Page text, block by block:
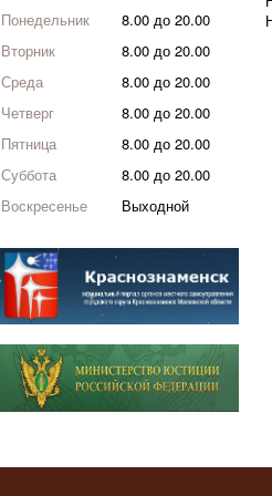
Понедельник
8.00 до 20.00
Вторник
8.00 до 20.00
Среда
8.00 до 20.00
Четверг
8.00 до 20.00
Пятница
8.00 до 20.00
Суббота
8.00 до 20.00
Воскресенье
Выходной